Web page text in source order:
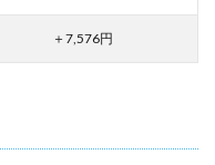
＋7,576円